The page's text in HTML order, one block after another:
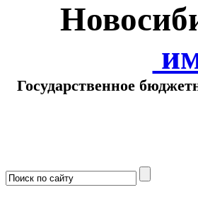
Государственное